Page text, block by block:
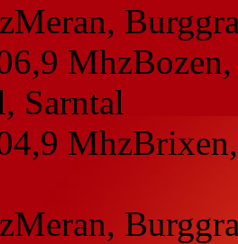
Meran,
Mhz
Sarntal
Mhz
Meran,